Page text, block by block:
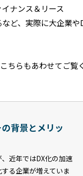
ナンス＆リース
ど、実際に大企業や
ちらもあわせてご覧
背景とメリッ
近年ではDX化の加速
る企業が増えていま